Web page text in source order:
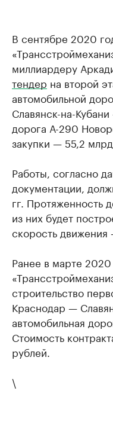
В сентябре 2020
миллиардеру
тендер на второй
автомобильной
Славянск-на-
дорога А-290
закупки — 55,2
Работы, согласно
документации,
гг. Протяженность
из них будет
скорость
Ранее в марте
строительство
Краснодар —
автомобильная
Стоимость
рублей.
\